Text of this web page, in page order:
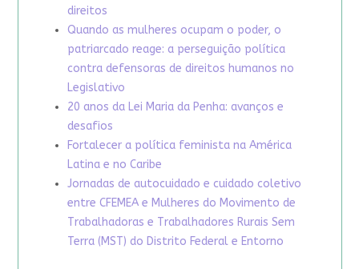
direitos
Quando as mulheres ocupam o poder, o
patriarcado reage: a perseguição política
contra defensoras de direitos humanos no
Legislativo
20 anos da Lei Maria da Penha: avanços e
desafios
Fortalecer a política feminista na América
Latina e no Caribe
Jornadas de autocuidado e cuidado coletivo
entre CFEMEA e Mulheres do Movimento de
Trabalhadoras e Trabalhadores Rurais Sem
Terra (MST) do Distrito Federal e Entorno